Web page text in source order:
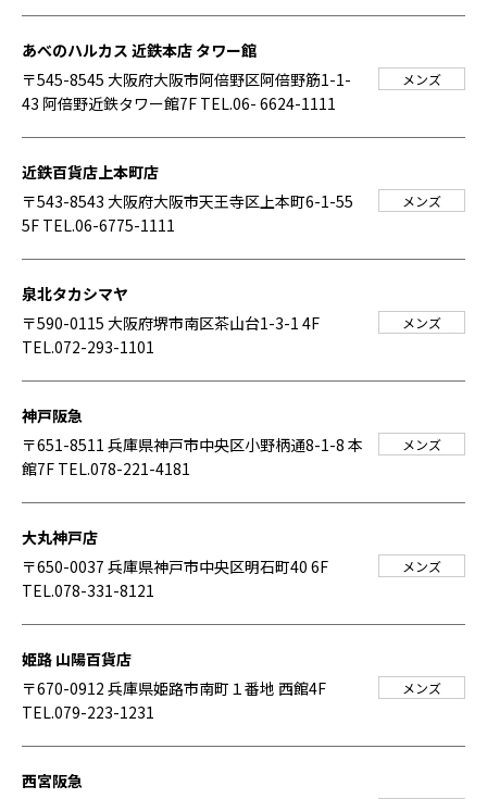
あべのハルカス 近鉄本店 タワー館
〒545-8545 大阪府大阪市阿倍野区阿倍野筋1-1-
43 阿倍野近鉄タワー館7F TEL.06- 6624-1111
メンズ
近鉄百貨店上本町店
〒543-8543 大阪府大阪市天王寺区上本町6-1-55
5F TEL.06-6775-1111
メンズ
泉北タカシマヤ
〒590-0115 大阪府堺市南区茶山台1-3-1 4F
TEL.072-293-1101
メンズ
神戸阪急
〒651-8511 兵庫県神戸市中央区小野柄通8-1-8 本
館7F TEL.078-221-4181
メンズ
大丸神戸店
〒650-0037 兵庫県神戸市中央区明石町40 6F
TEL.078-331-8121
メンズ
姫路 山陽百貨店
〒670-0912 兵庫県姫路市南町１番地 西館4F
TEL.079-223-1231
メンズ
西宮阪急